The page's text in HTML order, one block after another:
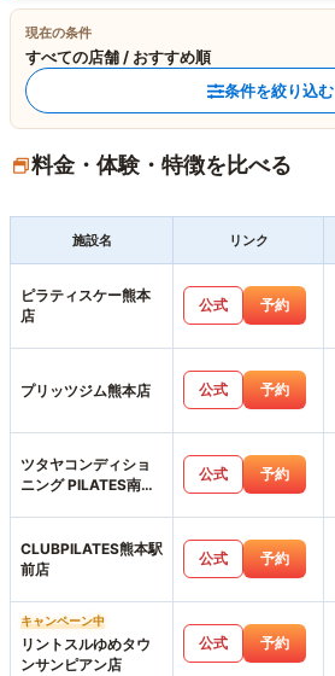
現在の条件
すべての店舗 / おすすめ順
条件を絞り込む
料金・体験・特徴を比べる
施設名 リンク
ピラティスケー熊本
店
公式 予約
プリッツジム熊本店 公式 予約
ツタヤコンディショ
ニング PILATES南熊
公式 予約
CLUBPILATES熊本駅
前店
公式 予約
キャンペーン中
リントスルゆめタウ
ンサンピアン店
公式 予約